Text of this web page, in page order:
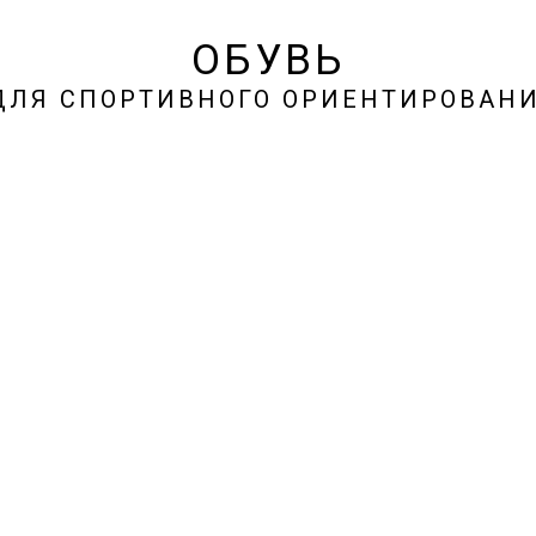
ОБУВЬ
СПОРТИВНОГО